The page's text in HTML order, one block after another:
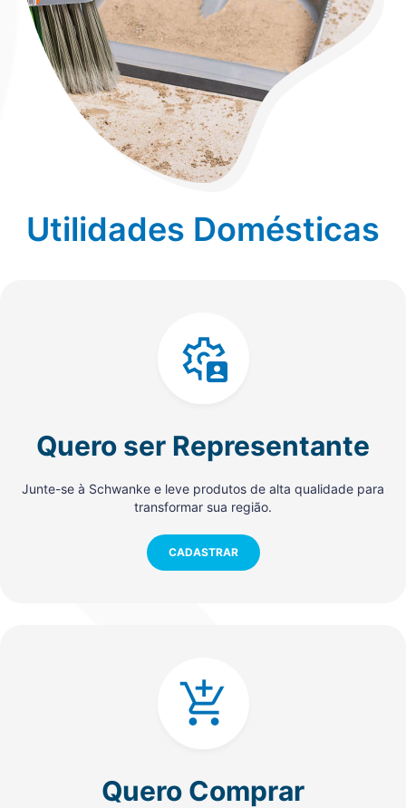
Utilidades Domésticas
Quero ser Representante
Junte-se à Schwanke e leve produtos de alta qualidade para
transformar sua região.
CADASTRAR
Quero Comprar